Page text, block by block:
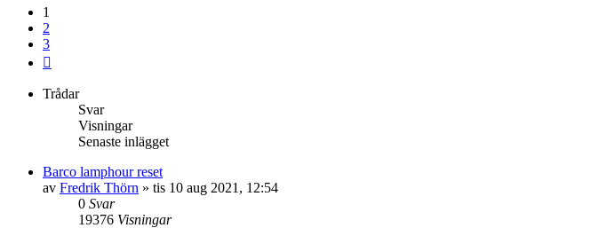
1
2
3
Trådar
Svar
Visningar
Senaste inlägget
Barco lamphour reset
av Fredrik Thörn » tis 10 aug 2021, 12:54
0 Svar
19376 Visningar